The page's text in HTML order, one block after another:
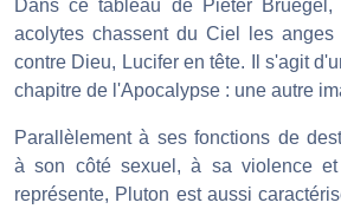
Dans ce tableau de Pieter
acolytes chassent du Ciel les
contre Dieu, Lucifer en tête. Il s'agit
chapitre de l'Apocalypse : une autre
Parallèlement à ses fonctions de
à son côté sexuel, à sa violence et
représente, Pluton est aussi